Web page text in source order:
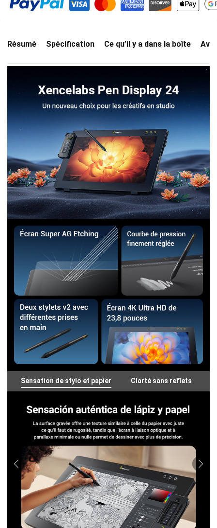
Résumé Spécification Ce qu’il y a dans la boîte
Sensation de stylo et papier Clarté sans reflets